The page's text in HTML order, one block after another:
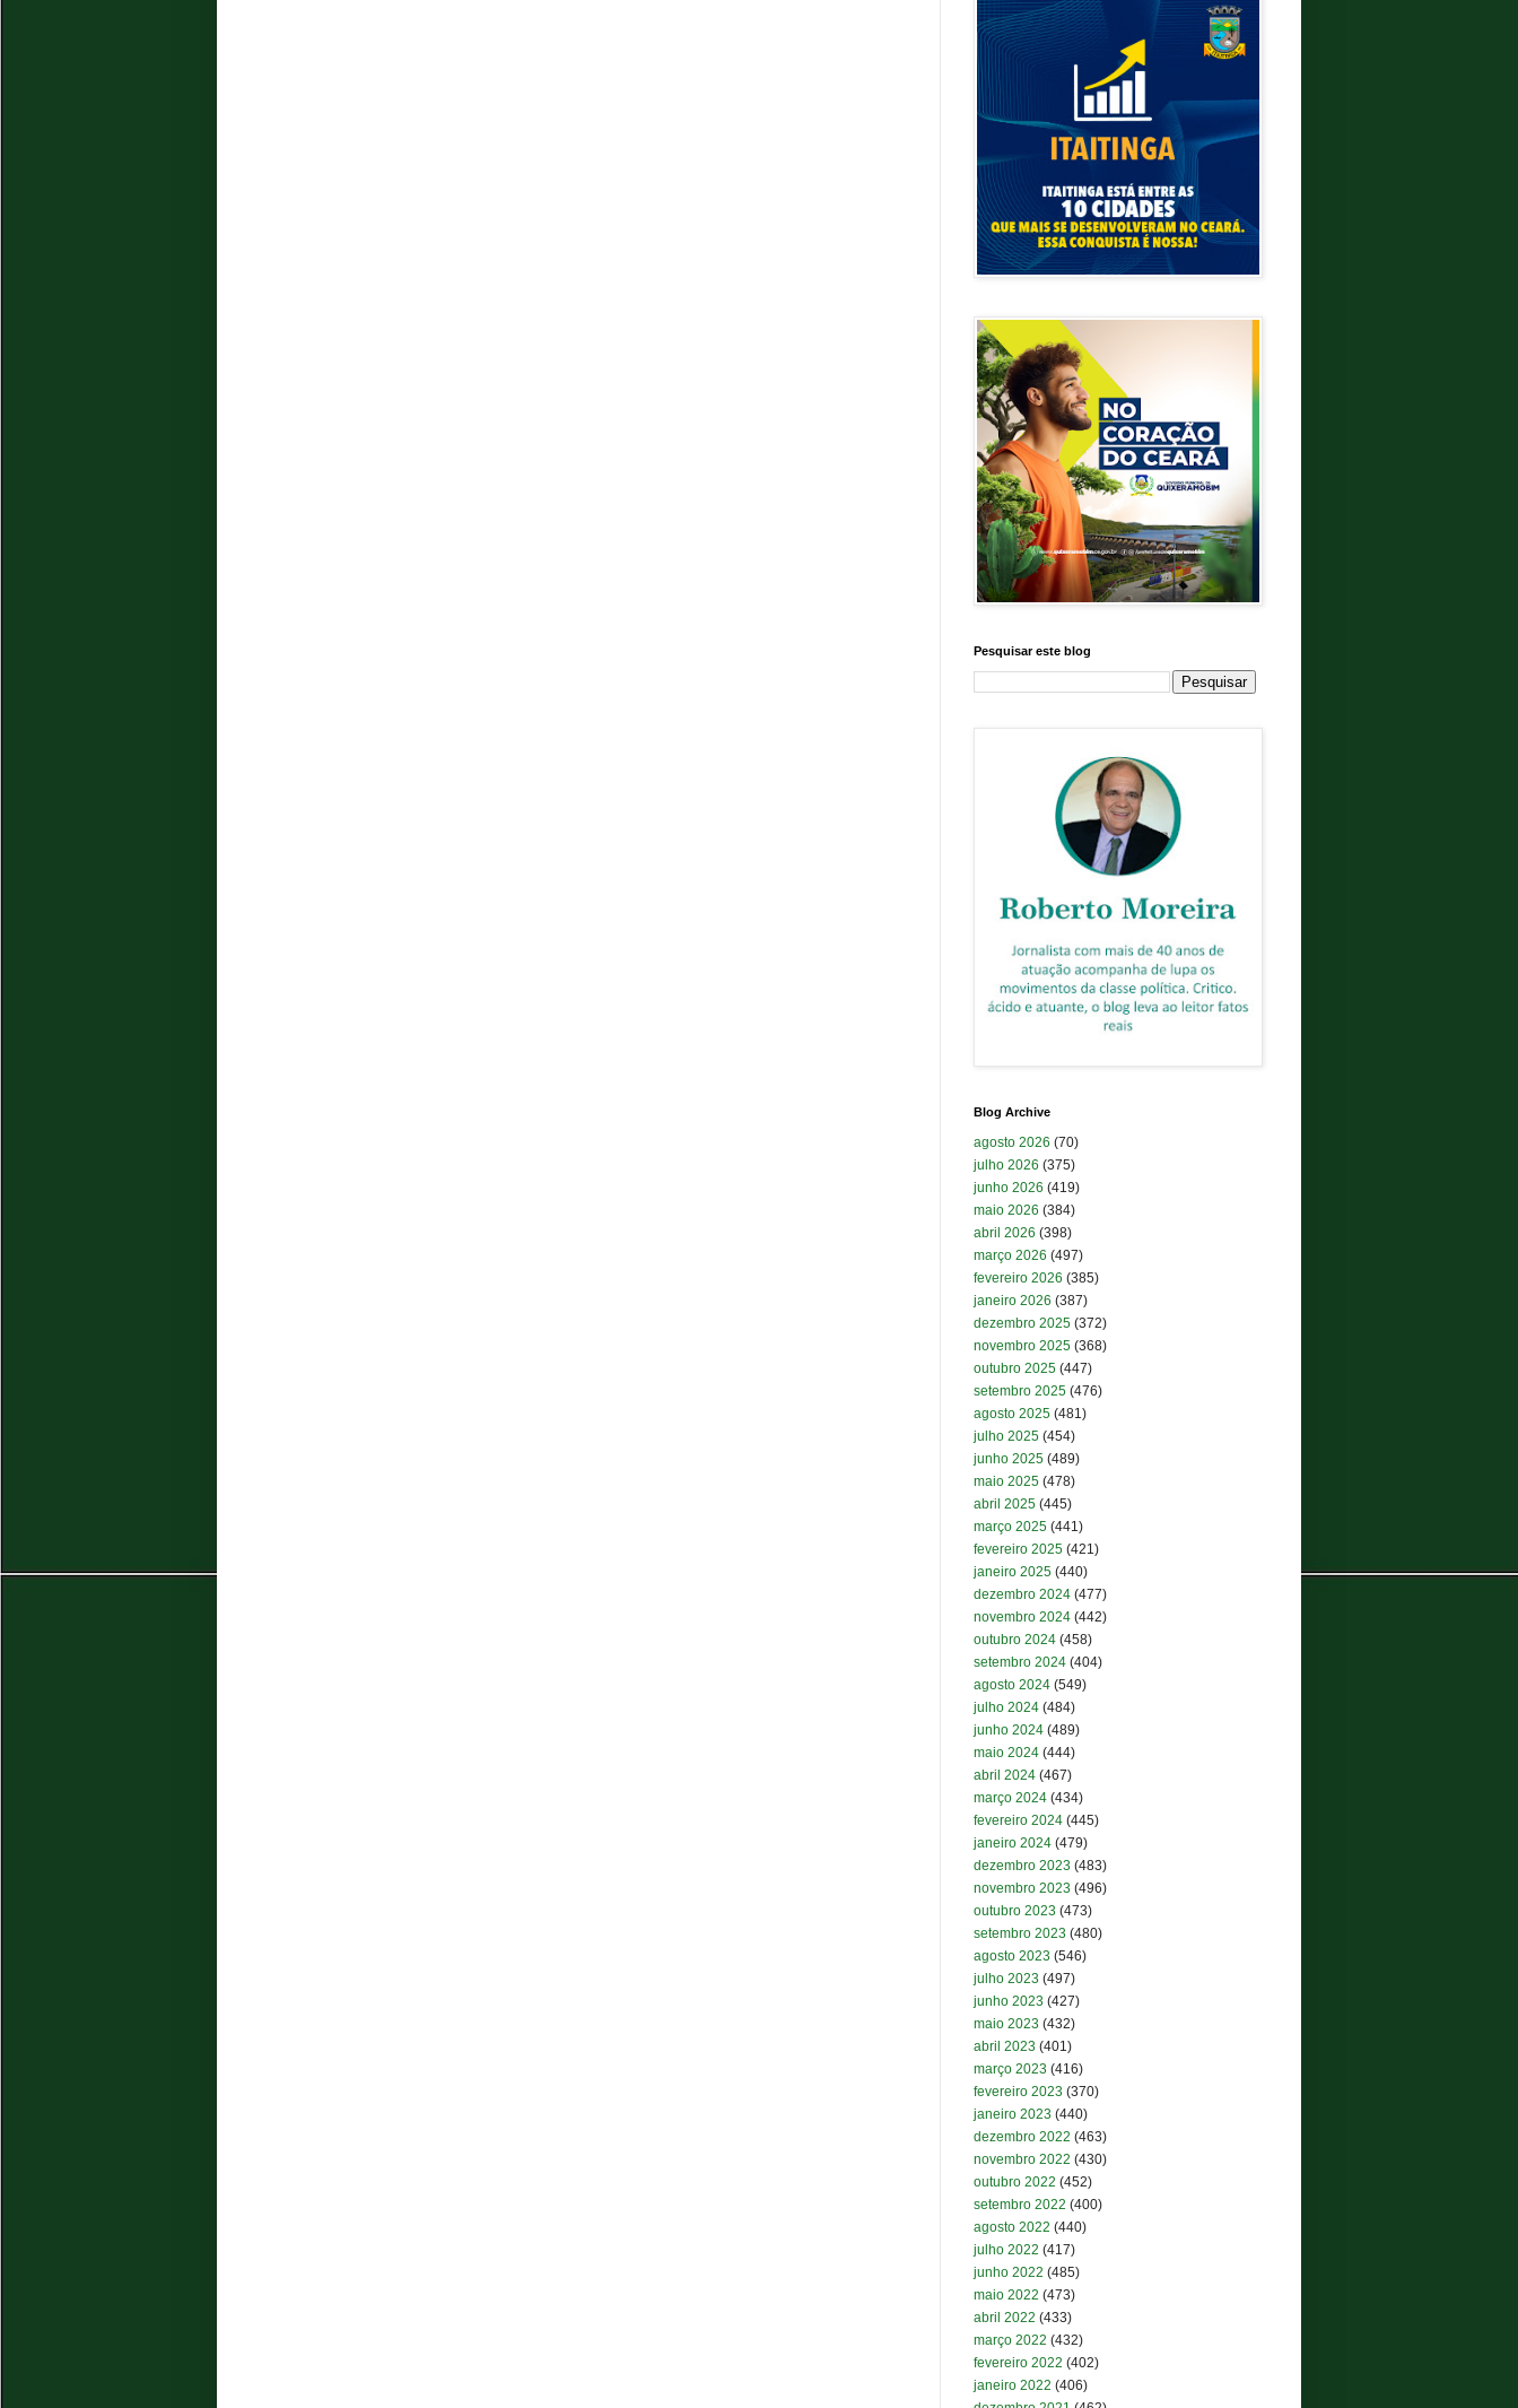
Pesquisar este blog
Blog Archive
agosto 2026 (70)
julho 2026 (375)
junho 2026 (419)
maio 2026 (384)
abril 2026 (398)
março 2026 (497)
fevereiro 2026 (385)
janeiro 2026 (387)
dezembro 2025 (372)
novembro 2025 (368)
outubro 2025 (447)
setembro 2025 (476)
agosto 2025 (481)
julho 2025 (454)
junho 2025 (489)
maio 2025 (478)
abril 2025 (445)
março 2025 (441)
fevereiro 2025 (421)
janeiro 2025 (440)
dezembro 2024 (477)
novembro 2024 (442)
outubro 2024 (458)
setembro 2024 (404)
agosto 2024 (549)
julho 2024 (484)
junho 2024 (489)
maio 2024 (444)
abril 2024 (467)
março 2024 (434)
fevereiro 2024 (445)
janeiro 2024 (479)
dezembro 2023 (483)
novembro 2023 (496)
outubro 2023 (473)
setembro 2023 (480)
agosto 2023 (546)
julho 2023 (497)
junho 2023 (427)
maio 2023 (432)
abril 2023 (401)
março 2023 (416)
fevereiro 2023 (370)
janeiro 2023 (440)
dezembro 2022 (463)
novembro 2022 (430)
outubro 2022 (452)
setembro 2022 (400)
agosto 2022 (440)
julho 2022 (417)
junho 2022 (485)
maio 2022 (473)
abril 2022 (433)
março 2022 (432)
fevereiro 2022 (402)
janeiro 2022 (406)